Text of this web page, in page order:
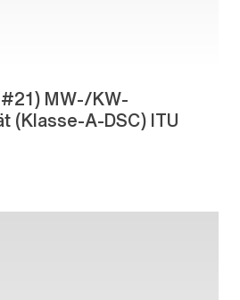
MW-/KW-
(Klasse-A-DSC) ITU